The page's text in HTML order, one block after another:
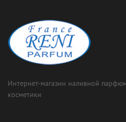
Интернет-магазин наливной
косметики